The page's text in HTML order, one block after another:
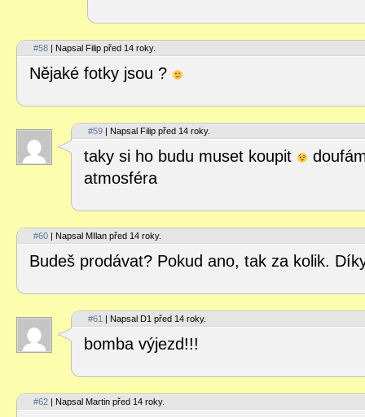
#58 | Napsal Filip před 14 roky.
Nějaké fotky jsou ?
#59 | Napsal Filip před 14 roky.
taky si ho budu muset koupit
atmosféra
#60 | Napsal MIlan před 14 roky.
Budeš prodávat? Pokud ano, tak za kolik.
#61 | Napsal D1 před 14 roky.
bomba výjezd!!!
#62 | Napsal Martin před 14 roky.